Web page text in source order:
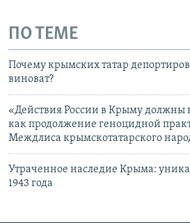
ПО ТЕМЕ
Почему крымских татар
виноват?
«Действия России в Крыму должны
как продолжение геноцидной
Междлиса крымскотатарского
Утраченное наследие Крыма:
1943 года